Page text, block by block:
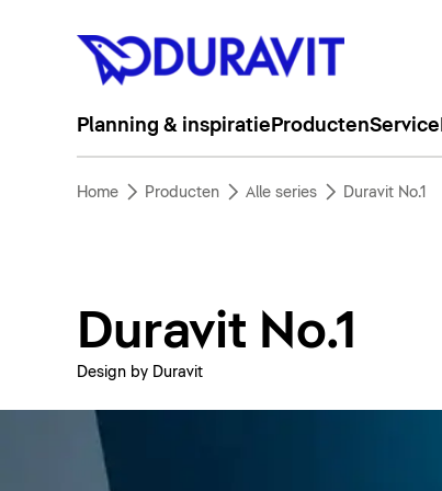
Planning & inspiratie ProductenService
Home Producten Alle series Duravit No.1
Duravit No.1
Design by Duravit